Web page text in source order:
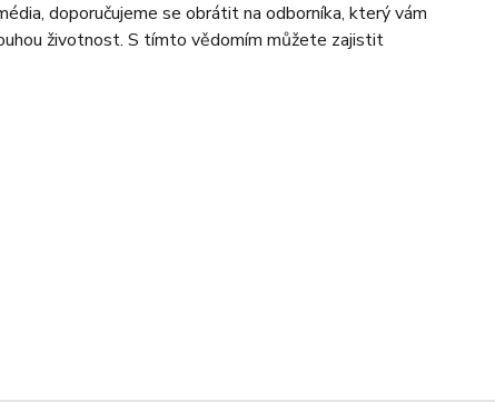
doporučujeme se obrátit na odborníka, který vám
životnost. S tímto vědomím můžete zajistit